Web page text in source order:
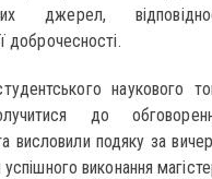
джерел,
доброчесності.
наукового
до
висловили подяку за
виконання